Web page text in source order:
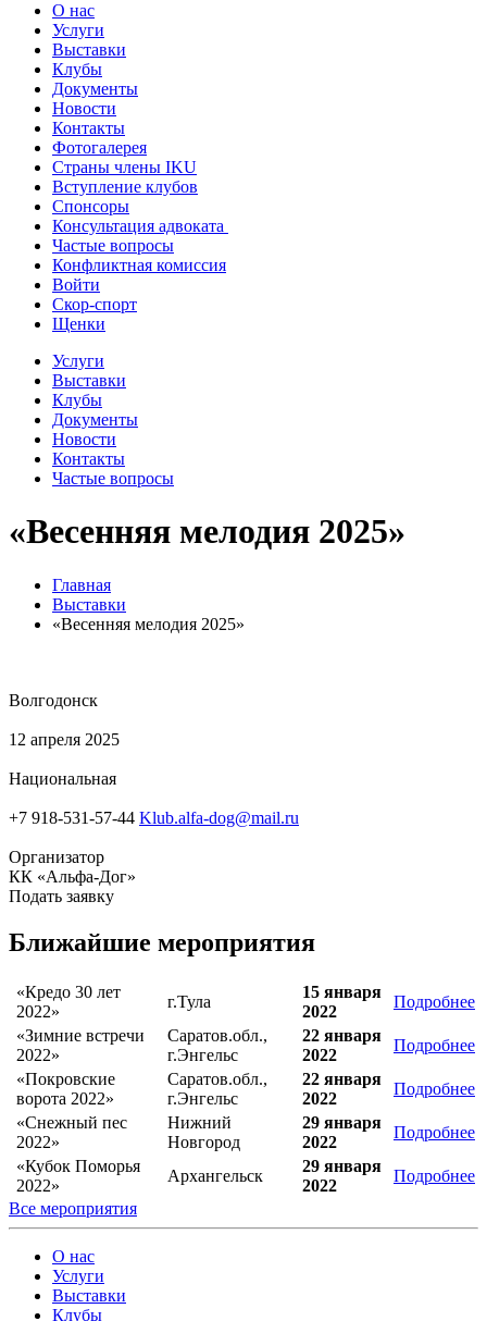
О нас
Услуги
Выставки
Клубы
Документы
Новости
Контакты
Фотогалерея
Страны члены IKU
Вступление клубов​
Спонсоры
Консультация адвоката ​
Частые вопросы
Конфликтная комиссия
Войти
Скор-спорт
Щенки
Услуги
Выставки
Клубы
Документы
Новости
Контакты
Частые вопросы
«Весенняя мелодия 2025»
Главная
Выставки
«Весенняя мелодия 2025»
Волгодонск
12 апреля 2025
Национальная
+7 918-531-57-44 Klub.alfa-dog@mail.ru
Организатор
КК «Альфа-Дог»
Подать заявку
Ближайшие мероприятия
«Кредо 30 лет
2022»
г.Тула
15 января
2022
Подробнее
«Зимние встречи
2022»
Саратов.обл.,
г.Энгельс
22 января
2022
Подробнее
«Покровские
ворота 2022»
Саратов.обл.,
г.Энгельс
22 января
2022
Подробнее
«Снежный пес
2022»
Нижний
Новгород
29 января
2022
Подробнее
«Кубок Поморья
2022»
Архангельск
29 января
2022
Подробнее
Все мероприятия
О нас
Услуги
Выставки
Клубы